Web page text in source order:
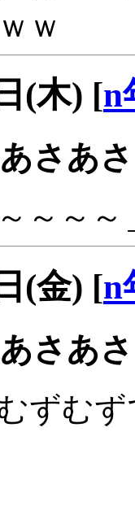
ｗ
(木) [n
さあ
～～～
(金) [n
さあ
ずむ